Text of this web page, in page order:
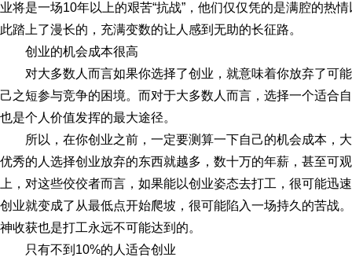
业将是一场10年以上的艰苦“抗战”，他们仅仅凭的是满腔的热
此踏上了漫长的，充满变数的让人感到无助的长征路。
创业的机会成本很高
对大多数人而言如果你选择了创业，就意味着你放弃了可
己之短参与竞争的困境。而对于大多数人而言，选择一个适合
也是个人价值发挥的最大途径。
所以，在你创业之前，一定要测算一下自己的机会成本，
优秀的人选择创业放弃的东西就越多，数十万的年薪，甚至可
上，对这些佼佼者而言，如果能以创业姿态去打工，很可能迅
创业就变成了从最低点开始爬坡，很可能陷入一场持久的苦战
神收获也是打工永远不可能达到的。
只有不到10%的人适合创业